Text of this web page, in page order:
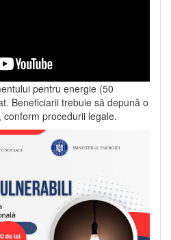
pentru energie (50
Beneficiarii trebuie să depună o
procedurii legale.